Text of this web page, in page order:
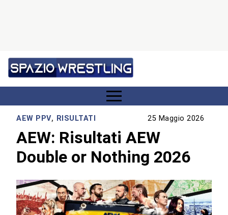
AEW PPV, RISULTATI 25 Maggio 2026
AEW: Risultati AEW
Double or Nothing 2026